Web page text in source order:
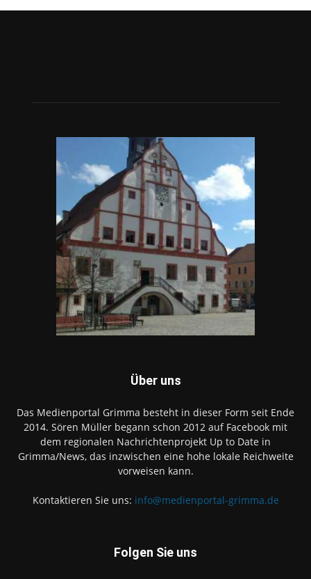
Über uns
Das Medienportal Grimma besteht in dieser Form seit Ende
2014. Sören Müller begann schon 2012 auf Facebook mit
dem regionalen Nachrichtenprojekt Up to Date in
Grimma/News, das inzwischen eine hohe lokale Reichweite
vorweisen kann.
Kontaktieren Sie uns: info@medienportal-grimma.de
Folgen Sie uns